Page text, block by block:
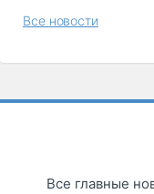
Все новости
Все главные